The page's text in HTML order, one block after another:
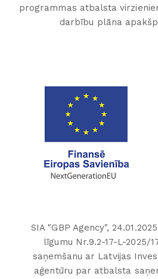
programmas atbalsta
darbību plāna
SIA "GBP Agency",
līgumu Nr.9.2-17-L-2025/
saņemšanu ar Latvijas
aģentūru par atbalsta